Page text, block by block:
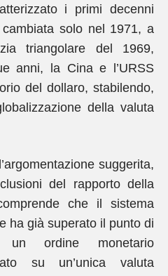
i primi decenni
solo nel 1971, a
triangolare del 1969,
anni, la Cina e l’URSS
del dollaro, stabilendo,
della valuta
suggerita,
del rapporto della
che il sistema
ha già superato il punto di
ordine monetario
su un’unica valuta